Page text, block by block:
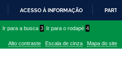
PARA
CONTEÚDO
ACESSO À INFORMAÇÃO
Ir para a busca 3 Ir para o rodapé 4
Alto contraste Escala de cinza Mapa do site